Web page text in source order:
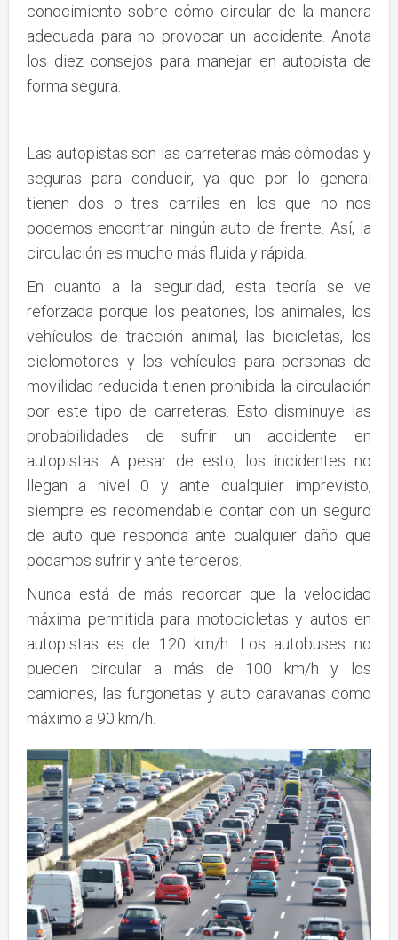
conocimiento sobre cómo circular de la manera
adecuada para no provocar un accidente. Anota
los diez consejos para manejar en autopista de
forma segura.
Las autopistas son las carreteras más cómodas y
seguras para conducir, ya que por lo general
tienen dos o tres carriles en los que no nos
podemos encontrar ningún auto de frente. Así, la
circulación es mucho más fluida y rápida.
En cuanto a la seguridad, esta teoría se ve
reforzada porque los peatones, los animales, los
vehículos de tracción animal, las bicicletas, los
ciclomotores y los vehículos para personas de
movilidad reducida tienen prohibida la circulación
por este tipo de carreteras. Esto disminuye las
probabilidades de sufrir un accidente en
autopistas. A pesar de esto, los incidentes no
llegan a nivel 0 y ante cualquier imprevisto,
siempre es recomendable contar con un seguro
de auto que responda ante cualquier daño que
podamos sufrir y ante terceros.
Nunca está de más recordar que la velocidad
máxima permitida para motocicletas y autos en
autopistas es de 120 km/h. Los autobuses no
pueden circular a más de 100 km/h y los
camiones, las furgonetas y auto caravanas como
máximo a 90 km/h.